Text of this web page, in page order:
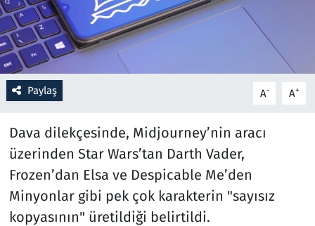
Paylaş A- A+
Dava dilekçesinde, Midjourney’nin aracı
üzerinden Star Wars’tan Darth Vader,
Frozen’dan Elsa ve Despicable Me’den
Minyonlar gibi pek çok karakterin "sayısız
kopyasının" üretildiği belirtildi.
Sağlık
Savunma Sanayi
Seçim 2023
Teknoloji ve Bilim
Televizyon